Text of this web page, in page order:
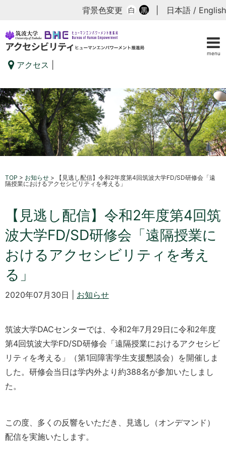
menu
背景色変更 白 黒 日本語 / English
アクセス
TOP > お知らせ >
【見逃し配信】令和2年度第4回筑波大学FD/SD研修会「遠
隔授業におけるアクセシビリティを考える」
【見逃し配信】令和2年度第4回筑
波大学FD/SD研修会「遠隔授業に
おけるアクセシビリティを考え
る」
2020年07月30日 | お知らせ
筑波大学DACセンターでは、令和2年7月29日に令和2年度
第4回筑波大学FD/SD研修会「遠隔授業におけるアクセシビ
リティを考える」（第1回障害学生支援懇談会）を開催しま
した。研修会当日は学内外より約388名が参加いたしまし
た。
この度、多くの反響をいただき、見逃し（オンデマンド）
配信を実施いたします。